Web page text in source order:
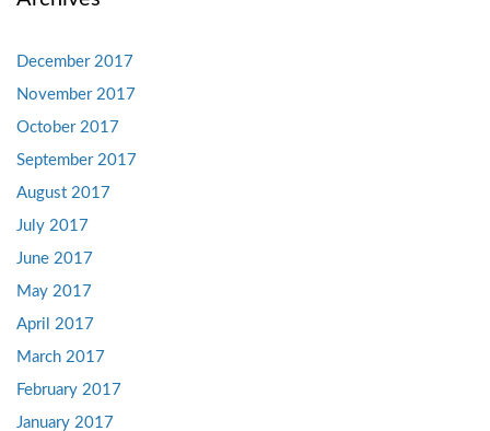
December 2017
November 2017
October 2017
September 2017
August 2017
July 2017
June 2017
May 2017
April 2017
March 2017
February 2017
January 2017